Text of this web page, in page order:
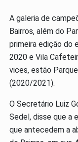
A galeria de
Bairros, além do
primeira edição do
2020 e Vila
vices, estão
(2020/2021).
O Secretário Luiz
Sedel, disse que a
que antecedem a